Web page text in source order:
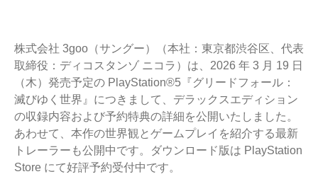
株式会社 3goo（サングー）（本社：東京都渋谷区、代表
取締役：ディコスタンゾ ニコラ）は、2026 年 3 月 19 日
（木）発売予定の PlayStation®5『グリードフォール：
滅びゆく世界』につきまして、デラックスエディション
の収録内容および予約特典の詳細を公開いたしました。
あわせて、本作の世界観とゲームプレイを紹介する最新
トレーラーも公開中です。ダウン ロード版は PlayStation
Store にて好評予約受付中です。